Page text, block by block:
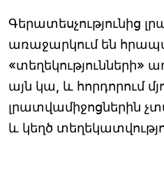
Գերատեսչությունից
առաջարկում են
«տեղեկությունների»
այն կա, և հորդորում
լրատվամիջոցներին
և կեղծ